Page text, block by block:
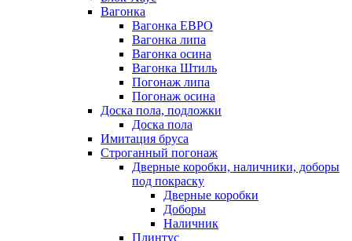
Вагонка
Вагонка ЕВРО
Вагонка липа
Вагонка осина
Вагонка Штиль
Погонаж липа
Погонаж осина
Доска пола, подложки
Доска пола
Имитация бруса
Строганный погонаж
Дверные коробки, наличники, доборы
под покраску
Дверные коробки
Доборы
Наличник
Плинтус